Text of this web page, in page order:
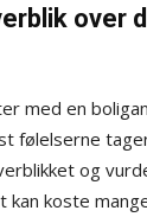
over
med en
følelserne
og
kan koste